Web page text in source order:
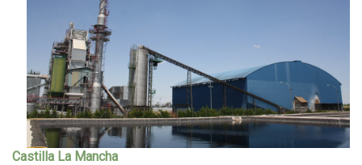
Castilla La Mancha